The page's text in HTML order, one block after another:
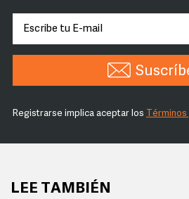
Registrarse implica aceptar los
LEE TAMBIÉN